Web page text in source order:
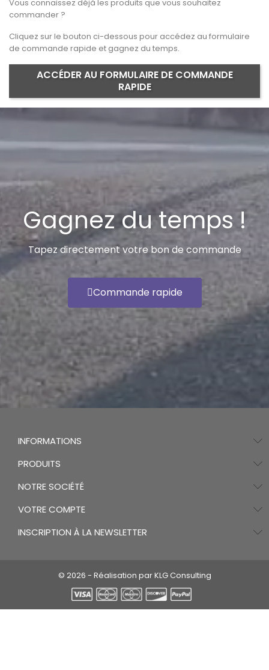
Vous connaissez déjà les produits que vous souhaitez
commander ?
Cliquez sur le bouton ci-dessous pour accédez au formulaire
de commande rapide et gagnez du temps.
ACCÉDER AU FORMULAIRE DE COMMANDE
RAPIDE
Gagnez du temps !
Tapez directement votre bon de commande
Commande rapide
INFORMATIONS
PRODUITS
NOTRE SOCIÉTÉ
VOTRE COMPTE
INSCRIPTION À LA NEWSLETTER
© 2026 - Réalisation par KLG Consulting